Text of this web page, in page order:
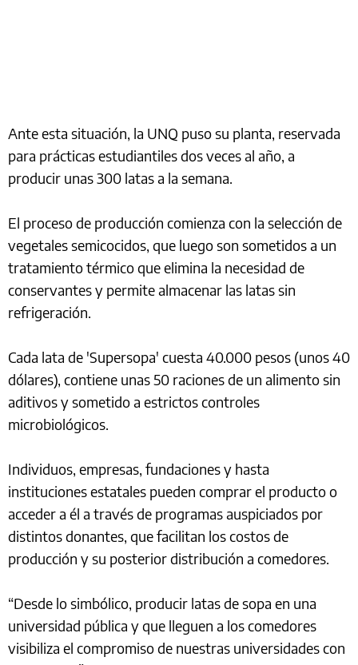
Ante esta situación, la UNQ puso su planta, reservada
para prácticas estudiantiles dos veces al año, a
producir unas 300 latas a la semana.
El proceso de producción comienza con la selección de
vegetales semicocidos, que luego son sometidos a un
tratamiento térmico que elimina la necesidad de
conservantes y permite almacenar las latas sin
refrigeración.
Cada lata de 'Supersopa' cuesta 40.000 pesos (unos 40
dólares), contiene unas 50 raciones de un alimento sin
aditivos y sometido a estrictos controles
microbiológicos.
Individuos, empresas, fundaciones y hasta
instituciones estatales pueden comprar el producto o
acceder a él a través de programas auspiciados por
distintos donantes, que facilitan los costos de
producción y su posterior distribución a comedores.
“Desde lo simbólico, producir latas de sopa en una
universidad pública y que lleguen a los comedores
visibiliza el compromiso de nuestras universidades con